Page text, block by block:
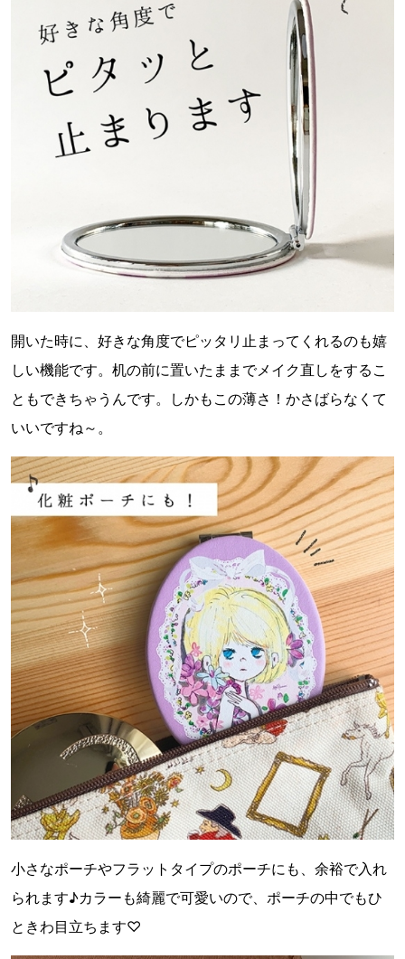
開いた時に、好きな角度でピッタリ止まってくれるのも嬉
しい機能です。机の前に置いたままでメイク直しをするこ
ともできちゃうんです。しかもこの薄さ！かさばらなくて
いいですね～。
小さなポーチやフラットタイプのポーチにも、余裕で入れ
られます♪カラーも綺麗で可愛いので、ポーチの中でもひ
ときわ目立ちます♡